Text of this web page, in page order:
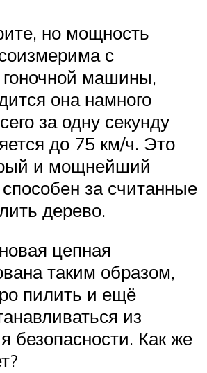
но мощность
с
машины,
она намного
за одну секунду
до 75 км/ч. Это
и мощнейший
за считанные
дерево.
цепная
таким образом,
пилить и ещё
из
безопасности. Как же